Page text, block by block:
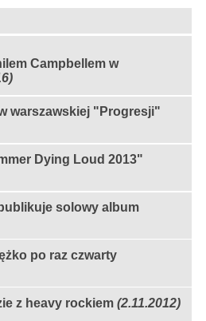
Campbellem w
warszawskiej "Progresji"
Dying Loud 2013"
solowy album
po raz czwarty
z heavy rockiem (2.11.2012)